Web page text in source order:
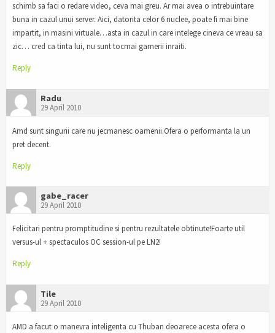
schimb sa faci o redare video, ceva mai greu. Ar mai avea o intrebuintare
buna in cazul unui server. Aici, datorita celor 6 nuclee, poate fi mai bine
impartit, in masini virtuale…asta in cazul in care intelege cineva ce vreau sa
zic… cred ca tinta lui, nu sunt tocmai gamerii inraiti.
Reply
Radu
29 April 2010
Amd sunt singurii care nu jecmanesc oamenii.Ofera o performanta la un
pret decent.
Reply
gabe_racer
29 April 2010
Felicitari pentru promptitudine si pentru rezultatele obtinute!Foarte util
versus-ul + spectaculos OC session-ul pe LN2!
Reply
Tile
29 April 2010
AMD a facut o manevra inteligenta cu Thuban deoarece acesta ofera o